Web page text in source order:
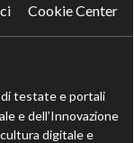
Cookie Center
testate e portali
e dell’Innovazione
digitale e